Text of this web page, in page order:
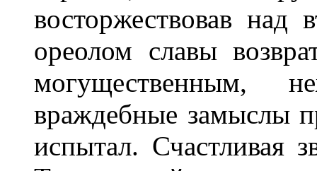
восторжествовав
ореолом славы
могущественным,
враждебные замыслы
испытал. Счастливая